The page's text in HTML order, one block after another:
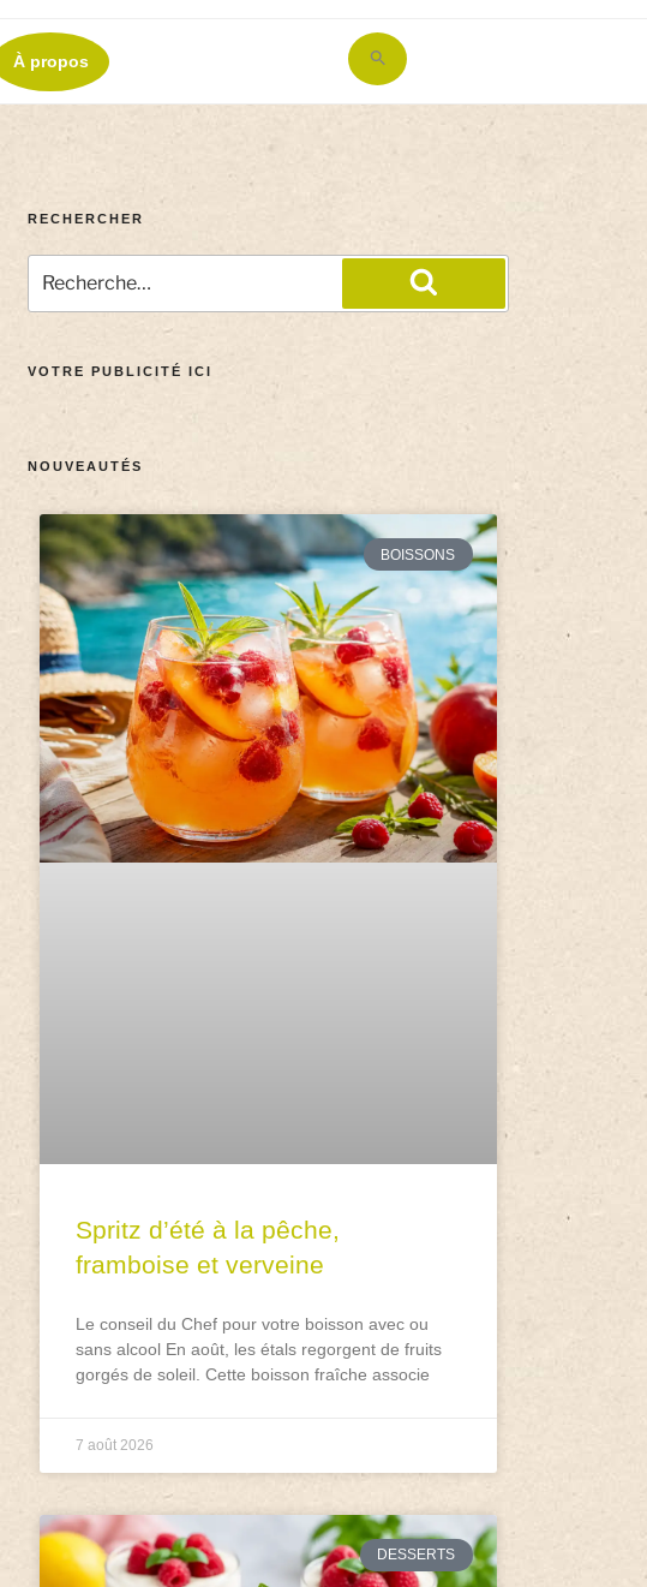
À propos
Search
for:
RECHERCHER
VOTRE PUBLICITÉ ICI
NOUVEAUTÉS
BOISSONS
Spritz d’été à la pêche,
framboise et verveine
Le conseil du Chef pour votre boisson avec ou
sans alcool En août, les étals regorgent de fruits
gorgés de soleil. Cette boisson fraîche associe
7 août 2026
DESSERTS